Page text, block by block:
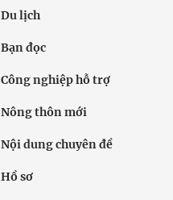
Du lịch
Bạn đọc
Công nghiệp hỗ trợ
Nông thôn mới
Nội dung chuyên đề
Hồ sơ